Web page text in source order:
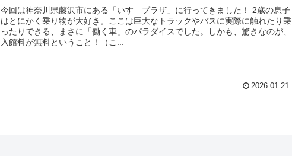
今回は神奈川県藤沢市にある「いすゞプラザ」に行ってきました！ 2歳の息子
はとにかく乗り物が大好き。ここは巨大なトラックやバスに実際に触れたり乗
ったりできる、まさに「働く車」のパラダイスでした。しかも、驚きなのが、
入館料が無料ということ！（こ...
2026.01.21